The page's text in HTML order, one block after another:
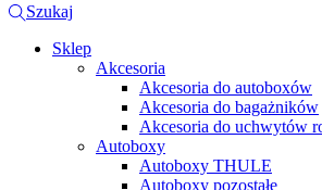
Szukaj
Sklep
Akcesoria
Akcesoria do autoboxów
Akcesoria do bagażników
Akcesoria do uchwytów
Autoboxy
Autoboxy THULE
Autoboxy pozostałe